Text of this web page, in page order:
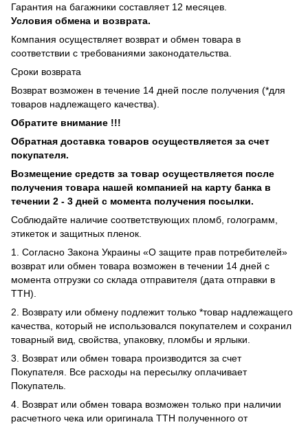
Гарантия на багажники составляет 12 месяцев.
Условия обмена и возврата.
Компания осуществляет возврат и обмен товара в
соответствии с требованиями законодательства.
Сроки возврата
Возврат возможен в течение 14 дней после получения (*для
товаров надлежащего качества).
Обратите внимание !!!
Обратная доставка товаров осуществляется за счет
покупателя.
Возмещение средств за товар осуществляется после
получения товара нашей компанией на карту банка в
течении 2 - 3 дней с момента получения посылки.
Соблюдайте наличие соответствующих пломб, голограмм,
этикеток и защитных пленок.
1. Согласно Закона Украины «О защите прав потребителей»
возврат или обмен товара возможен в течении 14 дней с
момента отгрузки со склада отправителя (дата отправки в
ТТН).
2. Возврату или обмену подлежит только *товар надлежащего
качества, который не использовался покупателем и сохранил
товарный вид, свойства, упаковку, пломбы и ярлыки.
3. Возврат или обмен товара производится за счет
Покупателя. Все расходы на пересылку оплачивает
Покупатель.
4. Возврат или обмен товара возможен только при наличии
расчетного чека или оригинала ТТН полученного от